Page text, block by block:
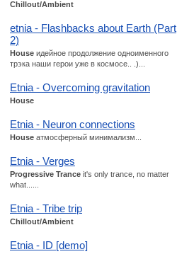
Chillout/Ambient
etnia - Flashbacks about Earth (Part
2)
House идейное продолжение одноименного
трэка наши герои уже в космосе.. .)...
Etnia - Overcoming gravitation
House
Etnia - Neuron connections
House атмосферный минимализм...
Etnia - Verges
Progressive Trance it's only trance, no matter
what......
Etnia - Tribe trip
Chillout/Ambient
Etnia - ID [demo]